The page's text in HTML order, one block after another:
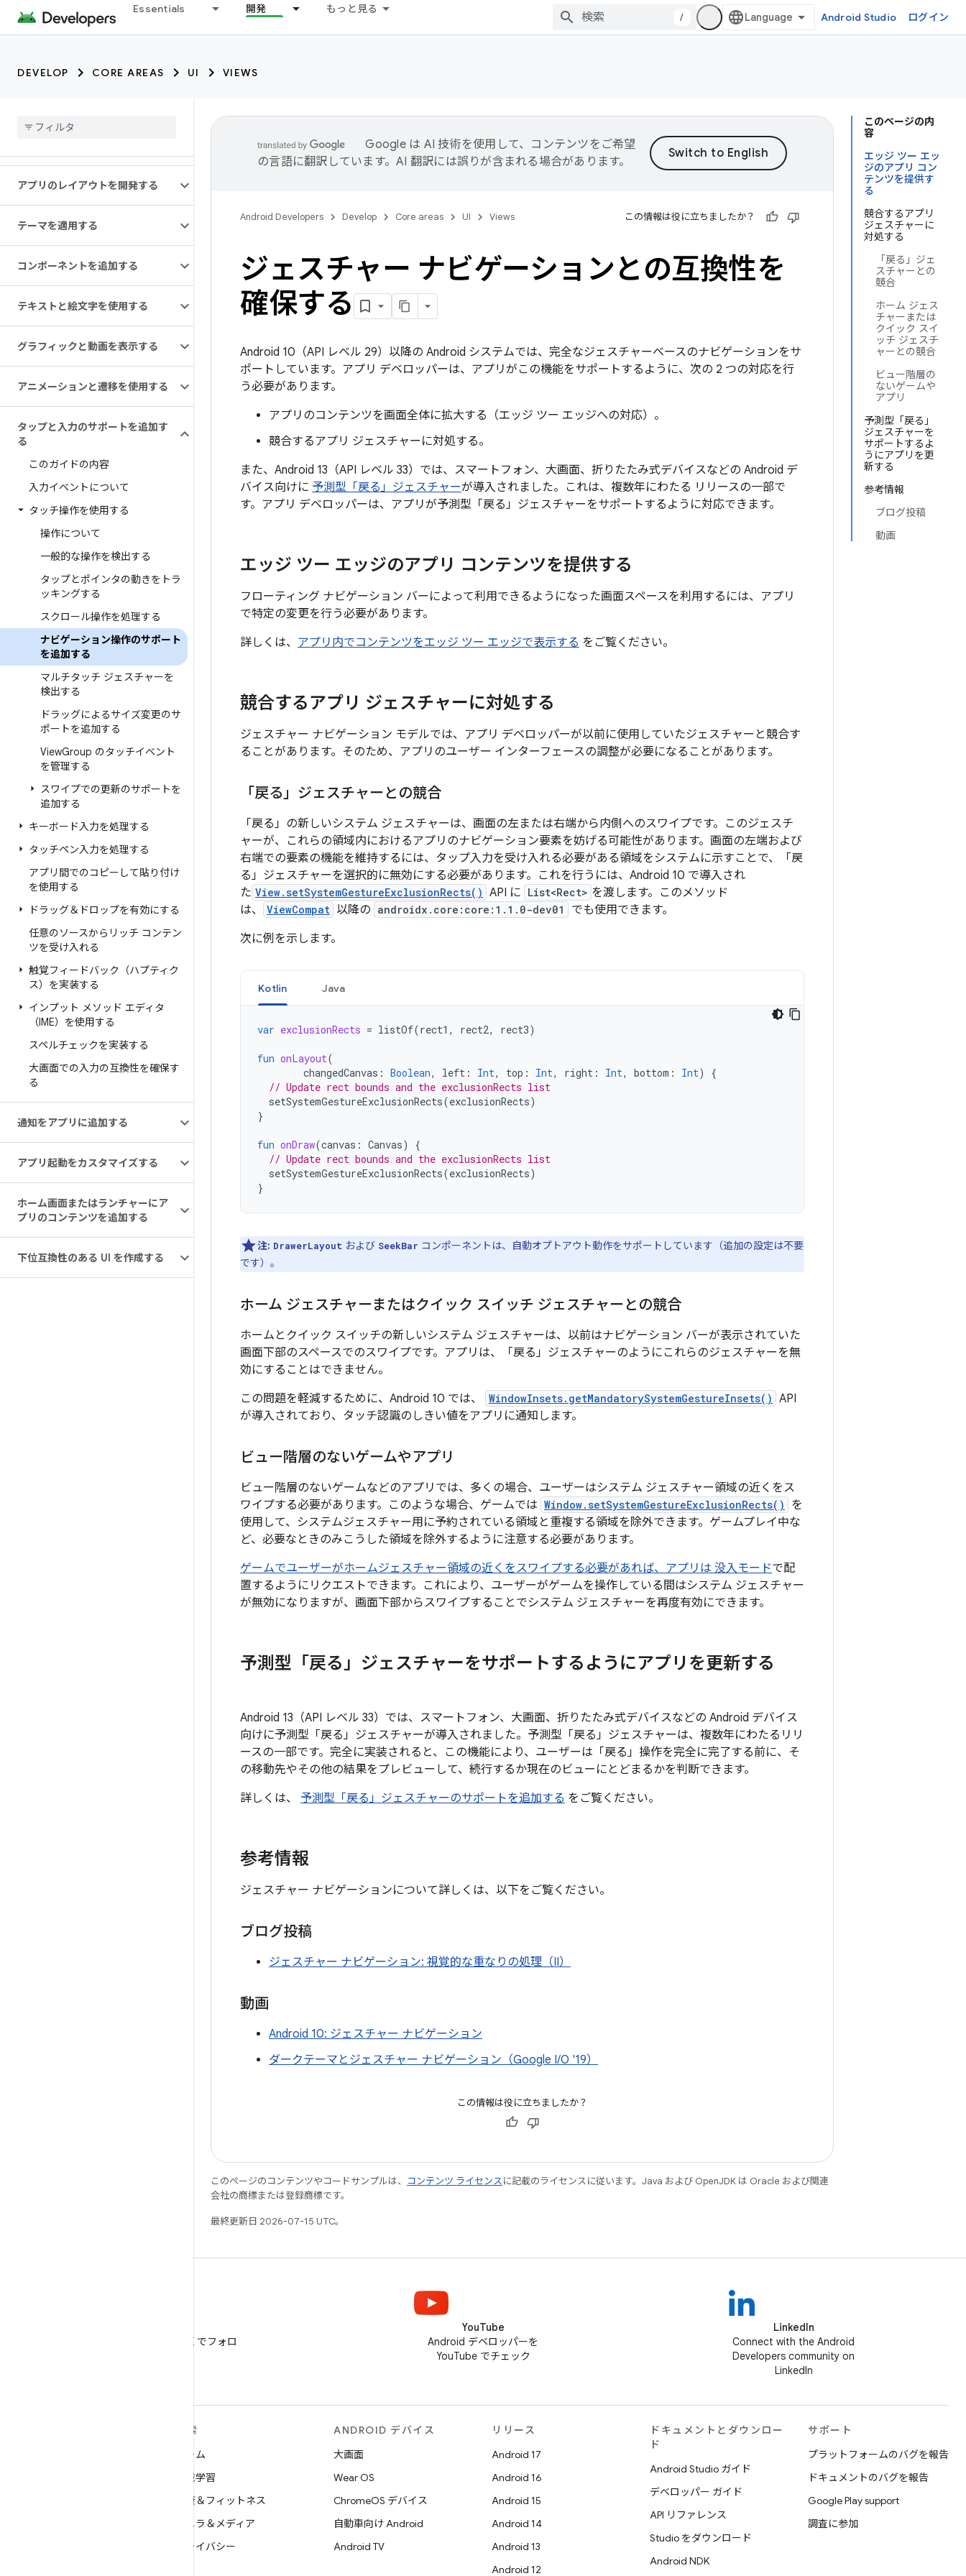
Essentials 開発 もっと見る
/ Android Studio ログイン
DEVELOP CORE AREAS UI VIEWS
アプリのレイアウトを開発する
テーマを適用する
コンポーネントを追加する
テキストと絵文字を使用する
グラフィックと動画を表示する
アニメーションと遷移を使用する
タップと入力のサポートを追加す
る
このガイドの内容
入力イベントについて
タッチ操作を使用する
操作について
一般的な操作を検出する
タップとポインタの動きをトラ
ッキングする
スクロール操作を処理する
ナビゲーション操作のサポート
を追加する
マルチタッチ ジェスチャーを
検出する
ドラッグによるサイズ変更のサ
ポートを追加する
ViewGroup のタッチイベント
を管理する
スワイプでの更新のサポートを
追加する
キーボード入力を処理する
タッチペン入力を処理する
アプリ間でのコピーして貼り付け
を使用する
ドラッグ＆ドロップを有効にする
任意のソースからリッチ コンテン
ツを受け入れる
触覚フィードバック（ハプティク
ス）を実装する
インプット メソッド エディタ
（IME）を使用する
スペルチェックを実装する
大画面での入力の互換性を確保す
る
通知をアプリに追加する
アプリ起動をカスタマイズする
ホーム画面またはランチャーにア
プリのコンテンツを追加する
下位互換性のある UI を作成する
このページの内
容
エッジ ツー エッ
ジのアプリ コン
テンツを提供す
る
競合するアプリ
ジェスチャーに
対処する
「戻る」ジェ
スチャーとの
競合
ホーム ジェス
チャーまたは
クイック スイ
ッチ ジェスチ
ャーとの競合
ビュー階層の
ないゲームや
アプリ
予測型「戻る」
ジェスチャーを
サポートするよ
うにアプリを更
新する
参考情報
ブログ投稿
動画
Google は AI 技術を使用して、コンテンツをご希望
の言語に翻訳しています。AI 翻訳には誤りが含まれる場合があります。
Android Developers Develop Core areas UI Views この情報は役に立ちましたか？
ジェスチャー ナビゲーションとの互換性を
確保する
Android 10（API レベル 29）以降の Android システムでは、完全なジェスチャーベースのナビゲーションをサ
ポートしています。アプリ デベロッパーは、アプリがこの機能をサポートするように、次の 2 つの対応を行
う必要があります。
アプリのコンテンツを画面全体に拡大する（エッジ ツー エッジへの対応）。
競合するアプリ ジェスチャーに対処する。
また、Android 13（API レベル 33）では、スマートフォン、大画面、折りたたみ式デバイスなどの Android デ
バイス向けに 予測型「戻る」ジェスチャーが導入されました。これは、複数年にわたる リリースの一部で
す。アプリ デベロッパーは、アプリが予測型「戻る」ジェスチャーをサポートするように対応できます。
エッジ ツー エッジのアプリ コンテンツを提供する
フローティング ナビゲーション バーによって利用できるようになった画面スペースを利用するには、アプリ
で特定の変更を行う必要があります。
詳しくは、 アプリ内でコンテンツをエッジ ツー エッジで表示する をご覧ください。
競合するアプリ ジェスチャーに対処する
ジェスチャー ナビゲーション モデルでは、アプリ デベロッパーが以前に使用していたジェスチャーと競合す
ることがあります。そのため、アプリのユーザー インターフェースの調整が必要になることがあります。
「戻る」ジェスチャーとの競合
「戻る」の新しいシステム ジェスチャーは、画面の左または右端から内側へのスワイプです。このジェスチ
ャーが、これらの領域内におけるアプリのナビゲーション要素を妨げる可能性があります。画面の左端および
右端での要素の機能を維持するには、タップ入力を受け入れる必要がある領域をシステムに示すことで、「戻
る」ジェスチャーを選択的に無効にする必要があります。これを行うには、Android 10 で導入され
た View.setSystemGestureExclusionRects() API に List<Rect> を渡します。このメソッド
は、
ViewCompat 以降の androidx.core:core:1.1.0-dev01
でも使用できます。
次に例を示します。
Kotlin Java
var exclusionRects = listOf(rect1 , rect2, rect3)
fun onLayout(
changedCanvas : Boolean, left : Int, top : Int, right : Int, bottom : Int)
{
// Update rect bounds and the exclusionRects list
setSystemGestureExclusionRects(exclusionRects)
}
fun onDraw(canvas : Canvas)
{
// Update rect bounds and the exclusionRects list
setSystemGestureExclusionRects(exclusionRects)
}
注: DrawerLayout および SeekBar コンポーネントは、自動オプトアウト動作をサポートしています（追加の設定は不要
です）。
ホーム ジェスチャーまたはクイック スイッチ ジェスチャーとの競合
ホームとクイック スイッチの新しいシステム ジェスチャーは、以前はナビゲーション バーが表示されていた
画面下部のスペースでのスワイプです。アプリは、「戻る」ジェスチャーのようにこれらのジェスチャーを無
効にすることはできません。
この問題を軽減するために、Android 10 では、
WindowInsets.getMandatorySystemGestureInsets() API
が導入されており、タッチ認識のしきい値をアプリに通知します。
ビュー階層のないゲームやアプリ
ビュー階層のないゲームなどのアプリでは、多くの場合、ユーザーはシステム ジェスチャー領域の近くをス
ワイプする必要があります。このような場合、ゲームでは Window.setSystemGestureExclusionRects()
を
使用して、システムジェスチャー用に予約されている領域と重複する領域を除外できます。ゲームプレイ中な
ど、必要なときのみこうした領域を除外するように注意する必要があります。
ゲームでユーザーがホームジェスチャー領域の近くをスワイプする必要があれば、アプリは 没入モードで配
置するようにリクエストできます。これにより、ユーザーがゲームを操作している間はシステム ジェスチャー
が無効になりますが、画面下部からスワイプすることでシステム ジェスチャーを再度有効にできます。
予測型「戻る」ジェスチャーをサポートするようにアプリを更新する
Android 13（API レベル 33）では、スマートフォン、大画面、折りたたみ式デバイスなどの Android デバイス
向けに予測型「戻る」ジェスチャーが導入されました。予測型「戻る」ジェスチャーは、複数年にわたるリリ
ースの一部です。完全に実装されると、この機能により、ユーザーは「戻る」操作を完全に完了する前に、そ
の移動先やその他の結果をプレビューして、続行するか現在のビューにとどまるかを判断できます。
詳しくは、 予測型「戻る」ジェスチャーのサポートを追加する をご覧ください。
参考情報
ジェスチャー ナビゲーションについて詳しくは、以下をご覧ください。
ブログ投稿
ジェスチャー ナビゲーション: 視覚的な重なりの処理（II）
動画
Android 10: ジェスチャー ナビゲーション
ダークテーマとジェスチャー ナビゲーション（Google I/O '19）
この情報は役に立ちましたか？
このページのコンテンツやコードサンプルは、 コンテンツ ライセンスに記載のライセンスに従います。Java および OpenJDK は Oracle および関連
会社の商標または登録商標です。
最終更新日 2026-07-15 UTC。
@AndroidDev を X でフォロ
YouTube
Android デベロッパーを
YouTube でチェック
LinkedIn
Connect with the Android
Developers community on
LinkedIn
探索
ゲーム
機械学習
健康＆フィットネス
カメラ＆メディア
プライバシー
ANDROID デバイス
大画面
Wear OS
ChromeOS デバイス
自動車向け Android
Android TV
リリース
Android 17
Android 16
Android 15
Android 14
Android 13
Android 12
ドキュメントとダウンロー
ド
Android Studio ガイド
デベロッパー ガイド
API リファレンス
Studio をダウンロード
Android NDK
サポート
プラットフォームのバグを報告
ドキュメントのバグを報告
Google Play support
調査に参加